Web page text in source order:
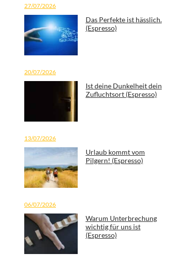
27/07/2026
Das Perfekte ist hässlich.
(Espresso)
20/07/2026
Ist deine Dunkelheit dein
Zufluchtsort (Espresso)
13/07/2026
Urlaub kommt vom
Pilgern! (Espresso)
06/07/2026
Warum Unterbrechung
wichtig für uns ist
(Espresso)